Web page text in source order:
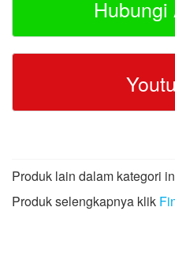
Hubungi
Produk lain dalam kategori
Produk selengkapnya klik